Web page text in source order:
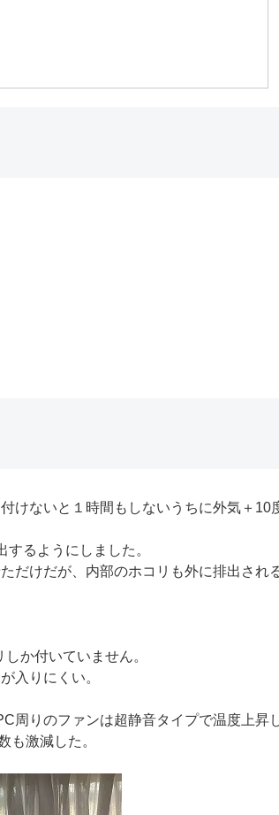
けないと１時間もしないうちに外気＋10
るようにしました。
だけだが、内部のホコリも外に排出され
か付いていません。
入りにくい。
周りのファンは超静音タイプで温度上昇
も激減した。